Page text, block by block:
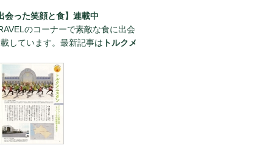
会った笑顔と食】連載中
のコーナーで素敵な食に出会
しています。最新記事は トルクメ